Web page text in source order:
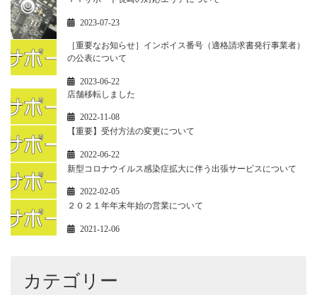
2023-07-23
［重要なお知らせ］インボイス番号（適格請求書発行事業者）
の公表について
2023-06-22
店舗移転しました
2022-11-08
【重要】受付方法の変更について
2022-06-22
新型コロナウイルス感染症拡大に伴う出張サービスについて
2022-02-05
２０２１年年末年始の営業について
2021-12-06
カテゴリー